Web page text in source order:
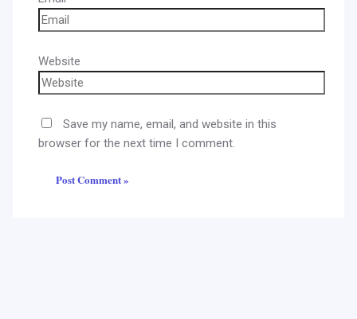
Website
Save my name, email, and website in this
browser for the next time I comment.